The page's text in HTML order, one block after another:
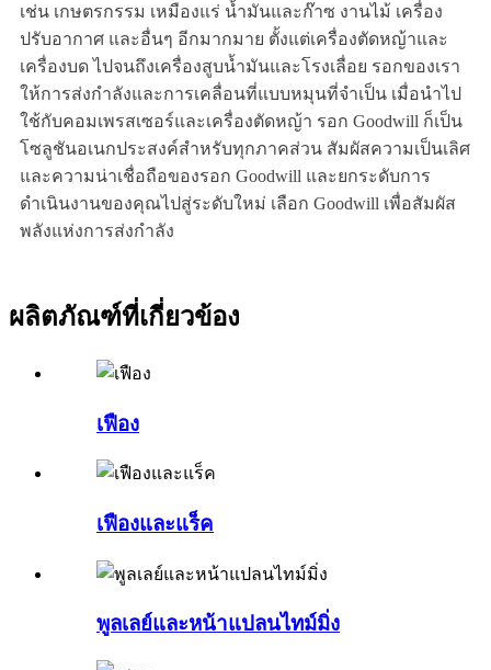
เช่น เกษตรกรรม เหมืองแร่ น้ำมันและก๊าซ งานไม้ เครื่อง
ปรับอากาศ และอื่นๆ อีกมากมาย ตั้งแต่เครื่องตัดหญ้าและ
เครื่องบด ไปจนถึงเครื่องสูบน้ำมันและโรงเลื่อย รอกของเรา
ให้การส่งกำลังและการเคลื่อนที่แบบหมุนที่จำเป็น เมื่อนำไป
ใช้กับคอมเพรสเซอร์และเครื่องตัดหญ้า รอก Goodwill ก็เป็น
โซลูชันอเนกประสงค์สำหรับทุกภาคส่วน สัมผัสความเป็นเลิศ
และความน่าเชื่อถือของรอก Goodwill และยกระดับการ
ดำเนินงานของคุณไปสู่ระดับใหม่ เลือก Goodwill เพื่อสัมผัส
พลังแห่งการส่งกำลัง
ผลิตภัณฑ์ที่เกี่ยวข้อง
เฟือง
เฟืองและแร็ค
พูลเลย์และหน้าแปลนไทม์มิ่ง